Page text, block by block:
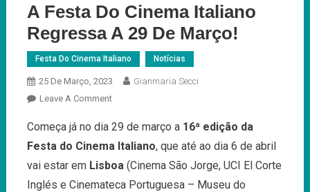
A Festa Do Cinema Italiano
Regressa A 29 De Março!
Festa Do Cinema Italiano Notícias
25 De Março, 2023
Gianmaria Secci
Leave A CommentOn
Festa
Do
Cinema
Começa já no dia 29 de março a 16ª edição da
Festa do Cinema Italiano, que até ao dia 6 de abril
vai estar em Lisboa (Cinema São Jorge, UCI El Corte
Inglés e Cinemateca Portuguesa – Museu do